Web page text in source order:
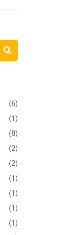
PESQUISAR
(6)
(1)
(8)
(2)
(2)
(1)
(1)
(1)
(1)